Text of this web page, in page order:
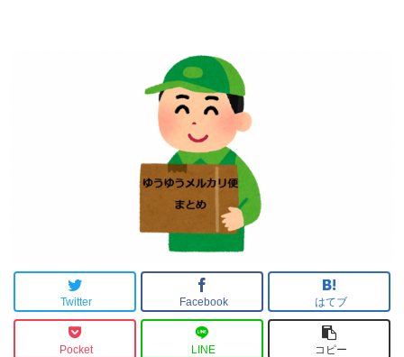
Twitter Facebook はてブ
Pocket LINE コピー